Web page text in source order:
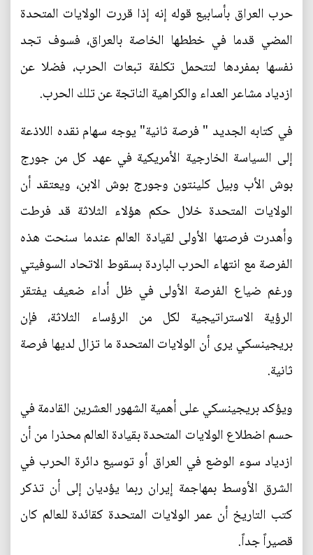
حرب العراق بأسابيع قوله إنه إذا قررت الولايات المتحدة
المضي قدما في خططها الخاصة بالعراق، فسوف تجد
نفسها بمفردها لتتحمل تكلفة تبعات الحرب، فضلا عن
ازدياد مشاعر العداء والكراهية الناتجة عن تلك الحرب.
في كتابه الجديد " فرصة ثانية" يوجه سهام نقده اللاذعة
إلى السياسة الخارجية الأمريكية في عهد كل من جورج
بوش الأب وبيل كلينتون وجورج بوش الابن، ويعتقد أن
الولايات المتحدة خلال حكم هؤلاء الثلاثة قد فرطت
وأهدرت فرصتها الأولى لقيادة العالم عندما سنحت هذه
الفرصة مع انتهاء الحرب الباردة بسقوط الاتحاد السوفيتي
ورغم ضياع الفرصة الأولى في ظل أداء ضعيف يفتقر
الرؤية الاستراتيجية لكل من الرؤساء الثلاثة، فإن
بريجينسكي يرى أن الولايات المتحدة ما تزال لديها فرصة
ثانية.
ويؤكد بريجينسكي على أهمية الشهور العشرين القادمة في
حسم اضطلاع الولايات المتحدة بقيادة العالم محذرا من أن
ازدياد سوء الوضع في العراق أو توسيع دائرة الحرب في
الشرق الأوسط بمهاجمة إيران ربما يؤديان إلى أن تذكر
كتب التاريخ أن عمر الولايات المتحدة كقائدة للعالم كان
قصيراً جداً.